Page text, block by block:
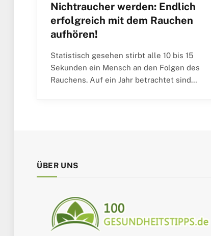
Nichtraucher werden: Endlich
erfolgreich mit dem Rauchen
aufhören!
Statistisch gesehen stirbt alle 10 bis 15
Sekunden ein Mensch an den Folgen des
Rauchens. Auf ein Jahr betrachtet sind…
ÜBER UNS